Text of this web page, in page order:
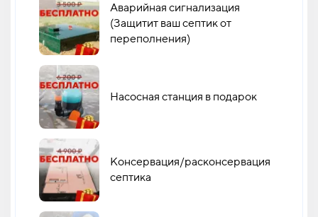
Аварийная сигнализация
(Защитит ваш септик от
переполнения)
Насосная станция в подарок
Консервация/расконсервация
септика